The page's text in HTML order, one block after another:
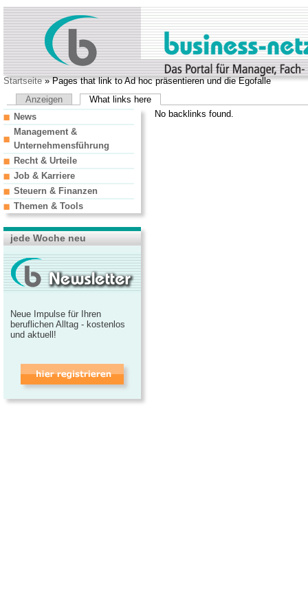
Startseite» Pages that link to Ad hoc präsentieren und die Egofalle
Anzeigen
What links here
No backlinks found.
News
Management &
Unternehmensführung
Recht & Urteile
Job & Karriere
Steuern & Finanzen
Themen & Tools
jede Woche neu
Neue Impulse für Ihren
beruflichen Alltag - kostenlos
und aktuell!